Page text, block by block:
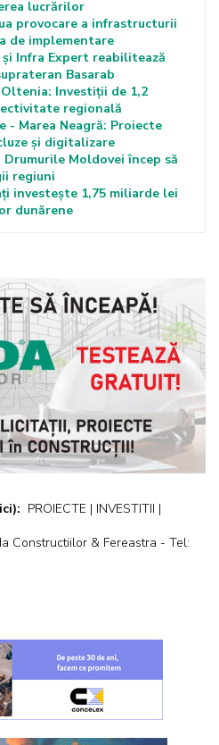
lucrărilor
provocare a infrastructurii
de implementare
și Infra Expert reabilitează
Basarab
Investiții de 1,2
regională
- Marea Neagră: Proiecte
și digitalizare
Drumurile Moldovei încep să
regiuni
investește 1,75 miliarde lei
dunărene
PROIECTE | INVESTITII |
Constructiilor & Fereastra - Tel: